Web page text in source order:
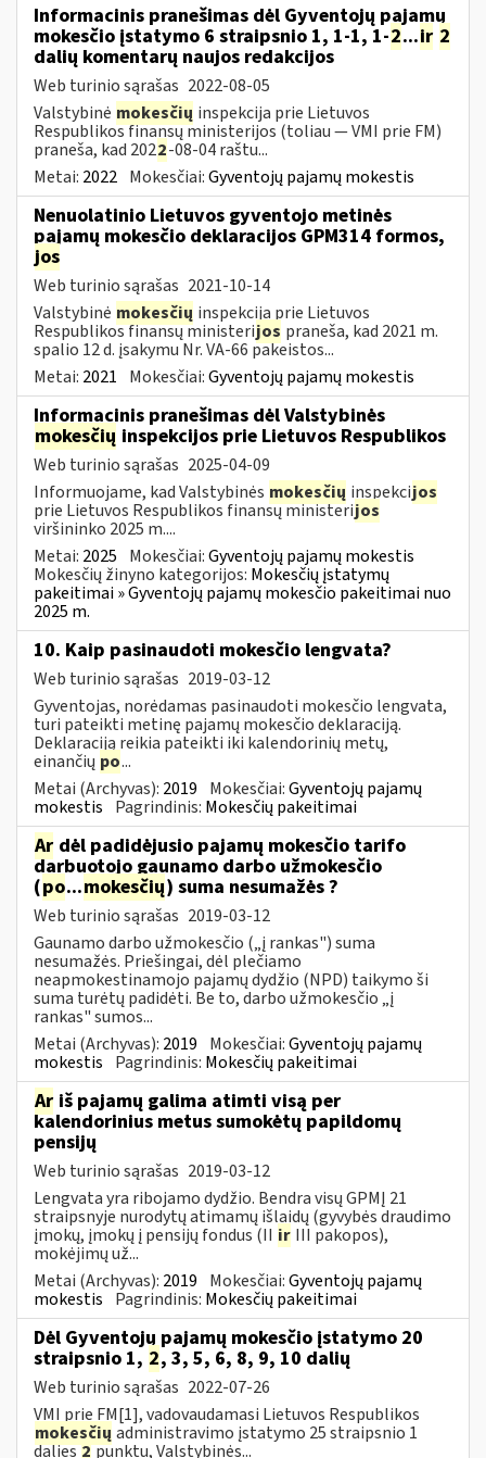
Informacinis pranešimas dėl Gyventojų pajamų
mokesčio įstatymo 6 straipsnio 1, 1-1, 1-2...ir 2
dalių komentarų naujos redakcijos
Web turinio sąrašas 2022-08-05
Valstybinė mokesčių inspekcija prie Lietuvos
Respublikos finansų ministerijos (toliau — VMI prie FM)
praneša, kad 2022-08-04 raštu...
Metai: 2022 Mokesčiai:Gyventojų pajamų mokestis
Nenuolatinio Lietuvos gyventojo metinės
pajamų mokesčio deklaracijos GPM314 formos,
jos
Web turinio sąrašas 2021-10-14
Valstybinė mokesčių inspekcija prie Lietuvos
Respublikos finansų ministerijos praneša, kad 2021 m.
spalio 12 d. įsakymu Nr. VA-66 pakeistos...
Metai: 2021 Mokesčiai:Gyventojų pajamų mokestis
Informacinis pranešimas dėl Valstybinės
mokesčių inspekcijos prie Lietuvos Respublikos
Web turinio sąrašas 2025-04-09
Informuojame, kad Valstybinės mokesčių inspekcijos
prie Lietuvos Respublikos finansų ministerijos
viršininko 2025 m....
Metai: 2025 Mokesčiai:Gyventojų pajamų mokestis
Mokesčių žinyno kategorijos: Mokesčių įstatymų
pakeitimai » Gyventojų pajamų mokesčio pakeitimai nuo
2025 m.
10. Kaip pasinaudoti mokesčio lengvata?
Web turinio sąrašas 2019-03-12
Gyventojas, norėdamas pasinaudoti mokesčio lengvata,
turi pateikti metinę pajamų mokesčio deklaraciją.
Deklaraciją reikia pateikti iki kalendorinių metų,
einančių po...
Metai (Archyvas): 2019 Mokesčiai:Gyventojų pajamų
mokestis Pagrindinis: Mokesčių pakeitimai
Ar dėl padidėjusio pajamų mokesčio tarifo
darbuotojo gaunamo darbo užmokesčio
(po...mokesčių) suma nesumažės ?
Web turinio sąrašas 2019-03-12
Gaunamo darbo užmokesčio („į rankas") suma
nesumažės. Priešingai, dėl plečiamo
neapmokestinamojo pajamų dydžio (NPD) taikymo ši
suma turėtų padidėti. Be to, darbo užmokesčio „į
rankas" sumos...
Metai (Archyvas): 2019 Mokesčiai:Gyventojų pajamų
mokestis Pagrindinis: Mokesčių pakeitimai
Ar iš pajamų galima atimti visą per
kalendorinius metus sumokėtų papildomų
pensijų
Web turinio sąrašas 2019-03-12
Lengvata yra ribojamo dydžio. Bendra visų GPMĮ 21
straipsnyje nurodytų atimamų išlaidų (gyvybės draudimo
įmokų, įmokų į pensijų fondus (II ir III pakopos),
mokėjimų už...
Metai (Archyvas): 2019 Mokesčiai:Gyventojų pajamų
mokestis Pagrindinis: Mokesčių pakeitimai
Dėl Gyventojų pajamų mokesčio įstatymo 20
straipsnio 1, 2, 3, 5, 6, 8, 9, 10 dalių
Web turinio sąrašas 2022-07-26
VMI prie FM[1], vadovaudamasi Lietuvos Respublikos
mokesčių administravimo įstatymo 25 straipsnio 1
dalies2punktu, Valstybinės...